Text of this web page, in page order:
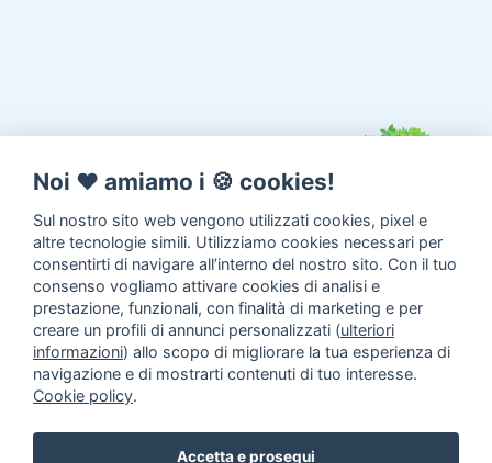
Annunci animali Inserisci un
Noi ♥️ amiamo i 🍪 cookies!
Sul nostro sito web vengono utilizzati cookies, pixel e
altre tecnologie simili. Utilizziamo cookies necessari per
consentirti di navigare all’interno del nostro sito. Con il tuo
consenso vogliamo attivare cookies di analisi e
prestazione, funzionali, con finalità di marketing e per
creare un profili di annunci personalizzati (ulteriori
informazioni) allo scopo di migliorare la tua esperienza di
navigazione e di mostrarti contenuti di tuo interesse.
Cookie policy.
Accetta e prosegui